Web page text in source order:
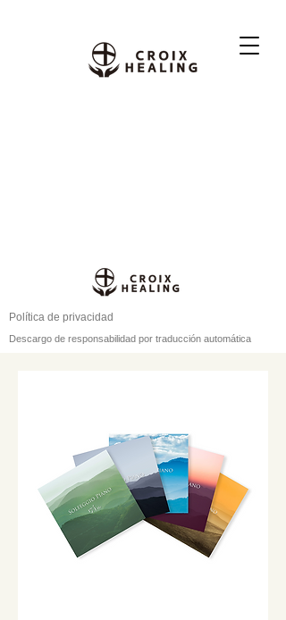
Política de privacidad
Descargo de responsabilidad por traducción automática